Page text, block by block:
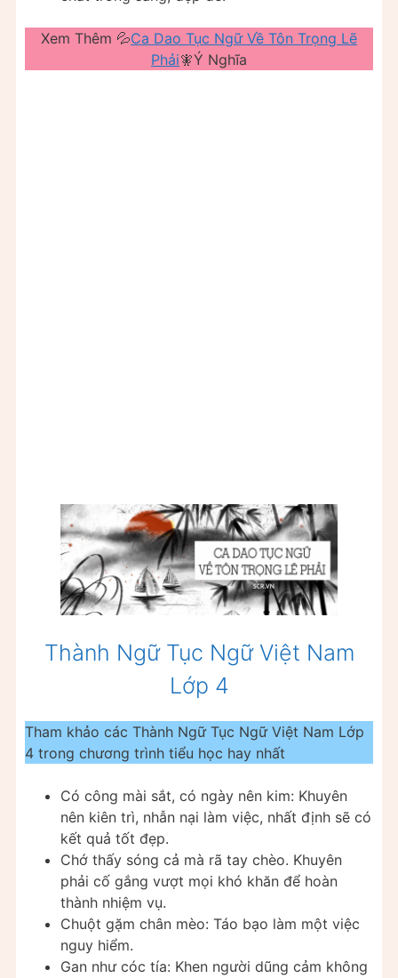
Xem Thêm 💦Ca Dao Tục Ngữ Về Tôn Trọng Lẽ
Phải🧚Ý Nghĩa
Thành Ngữ Tục Ngữ Việt Nam
Lớp 4
Tham khảo các Thành Ngữ Tục Ngữ Việt Nam Lớp
4 trong chương trình tiểu học hay nhất
Có công mài sắt, có ngày nên kim: Khuyên
nên kiên trì, nhẫn nại làm việc, nhất định sẽ có
kết quả tốt đẹp.
Chớ thấy sóng cả mà rã tay chèo. Khuyên
phải cố gắng vượt mọi khó khăn để hoàn
thành nhiệm vụ.
Chuột gặm chân mèo: Táo bạo làm một việc
nguy hiểm.
Gan như cóc tía: Khen người dũng cảm không